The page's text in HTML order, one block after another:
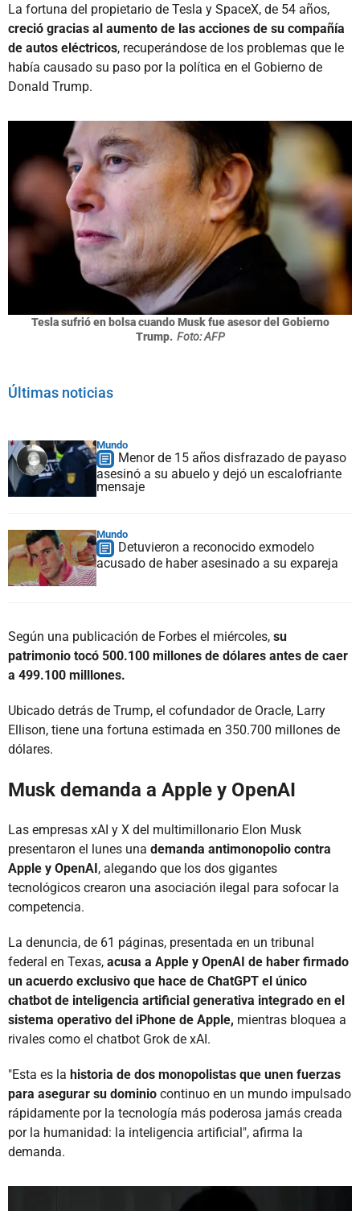
La fortuna del propietario de Tesla y SpaceX, de 54 años,
creció gracias al aumento de las acciones de su compañía
de autos eléctricos, recuperándose de los problemas que le
había causado su paso por la política en el Gobierno de
Donald Trump.
Tesla sufrió en bolsa cuando Musk fue asesor del Gobierno
Trump. Foto: AFP
Últimas noticias
Mundo
Menor de 15 años disfrazado de payaso
asesinó a su abuelo y dejó un escalofriante
mensaje
Mundo
Detuvieron a reconocido exmodelo
acusado de haber asesinado a su expareja
Según una publicación de Forbes el miércoles, su
patrimonio tocó 500.100 millones de dólares antes de caer
a 499.100 milllones.
Ubicado detrás de Trump, el cofundador de Oracle, Larry
Ellison, tiene una fortuna estimada en 350.700 millones de
dólares.
Musk demanda a Apple y OpenAI
Las empresas xAI y X del multimillonario Elon Musk
presentaron el lunes una demanda antimonopolio contra
Apple y OpenAI, alegando que los dos gigantes
tecnológicos crearon una asociación ilegal para sofocar la
competencia.
La denuncia, de 61 páginas, presentada en un tribunal
federal en Texas, acusa a Apple y OpenAI de haber firmado
un acuerdo exclusivo que hace de ChatGPT el único
chatbot de inteligencia artificial generativa integrado en el
sistema operativo del iPhone de Apple, mientras bloquea a
rivales como el chatbot Grok de xAI.
"Esta es la historia de dos monopolistas que unen fuerzas
para asegurar su dominio continuo en un mundo impulsado
rápidamente por la tecnología más poderosa jamás creada
por la humanidad: la inteligencia artificial", afirma la
demanda.